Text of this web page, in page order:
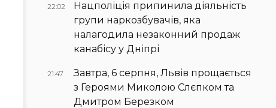
22:02
Нацполіція припинила діяльність
групи наркозбувачів, яка
налагодила незаконний продаж
канабісу у Дніпрі
21:47
Завтра, 6 серпня, Львів прощається
з Героями Миколою Слєпком та
Дмитром Березком